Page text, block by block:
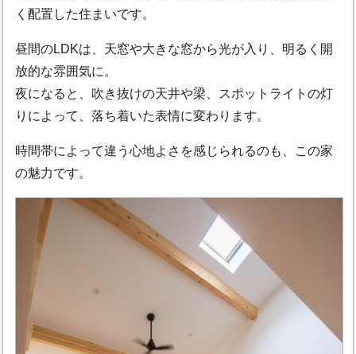
く配置した住まいです。
昼間のLDKは、天窓や大きな窓から光が入り、明るく開
放的な雰囲気に。
夜になると、吹き抜けの天井や梁、スポットライトの灯
りによって、落ち着いた表情に変わります。
時間帯によって違う心地よさを感じられるのも、この家
の魅力です。